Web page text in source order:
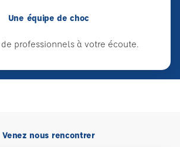
Une équipe de choc
professionnels à votre écoute.
Venez nous rencontrer